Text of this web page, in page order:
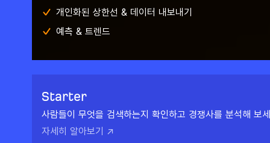
개인화된 상한선 & 데이터 내보내기
예측 & 트렌드
Starter
사람들이 무엇을 검색하는지 확인하고 경쟁사를 분석해 보
자세히 알아보기 ↗